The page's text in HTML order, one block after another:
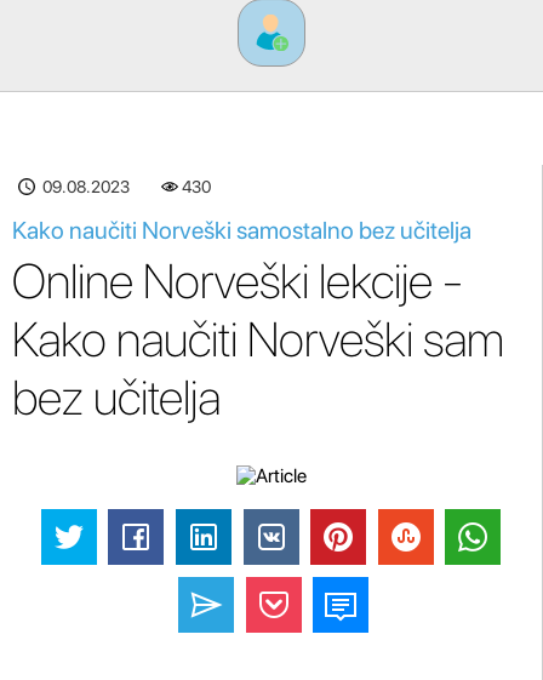
09.08.2023 430
Kako naučiti Norveški samostalno bez učitelja
Online Norveški lekcije -
Kako naučiti Norveški sam
bez učitelja